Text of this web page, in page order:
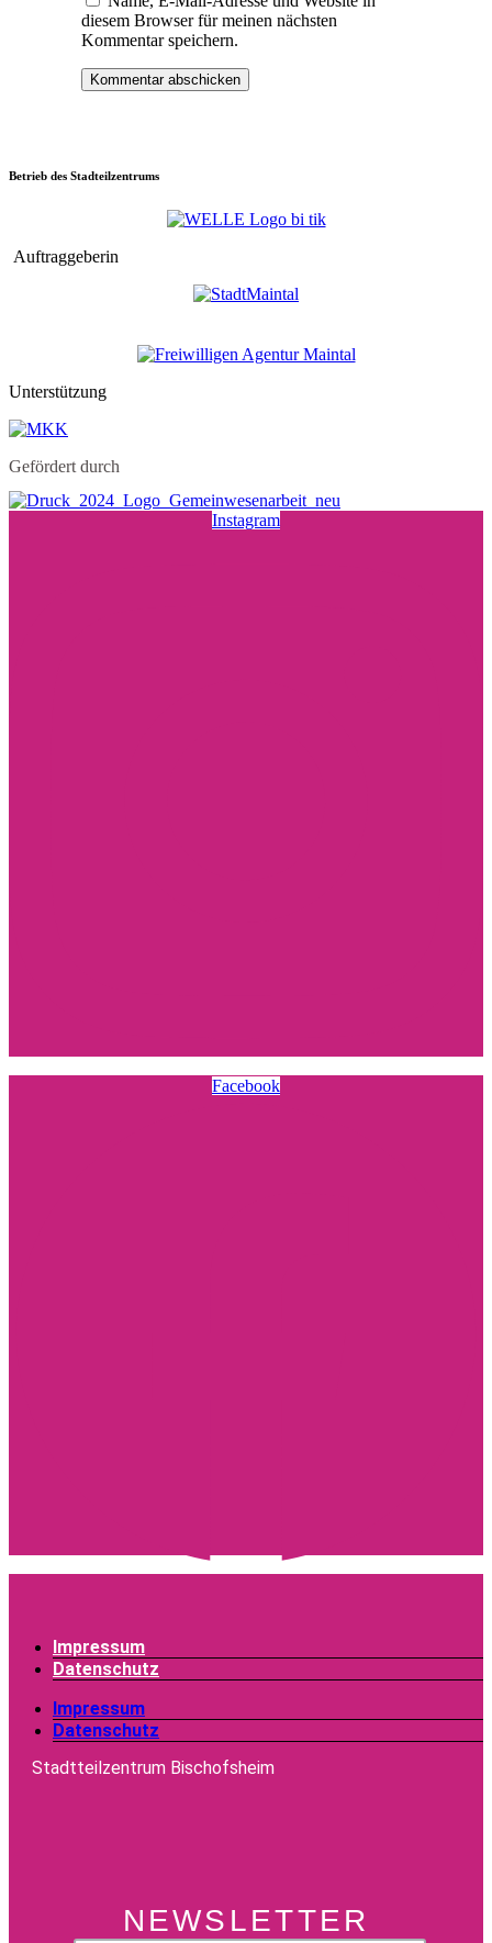
diesem Browser für meinen nächsten
Kommentar speichern.
Betrieb des Stadteilzentrums
Auftraggeberin
Unterstützung
Gefördert durch
Instagram
Facebook
Impressum
Datenschutz
Impressum
Datenschutz
Stadtteilzentrum Bischofsheim
NEWSLETTER